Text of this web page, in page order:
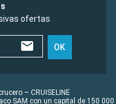
ofertas
OK
– CRUISELINE
SAM con un capital de 150 000